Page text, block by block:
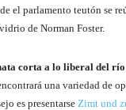
el parlamento teutón se
de Norman Foster.
corta a lo liberal del río
una variedad de
es presentarse Zimt und